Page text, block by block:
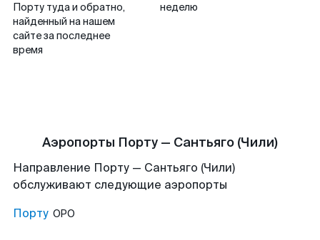
Порту туда и обратно,
найденный на нашем
сайте за последнее
время
неделю
Аэропорты Порту — Сантьяго (Чили)
Направление Порту — Сантьяго (Чили)
обслуживают следующие аэропорты
Порту OPO